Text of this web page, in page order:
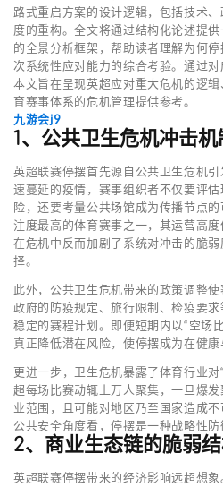
路式重启方案的设计逻辑，包括技术
度的重构。全文将通过结构化论述提
的全景分析框架，帮助读者理解为何
次系统性应对能力的综合考验。通过对
本文旨在呈现英超应对重大危机的逻
育赛事体系的危机管理提供参考。
九游会j9
1、公共卫生危机冲击机
英超联赛停摆首先源自公共卫生危机
速蔓延的疫情，赛事组织者不仅要评
险，还要考量公共场馆成为传播节点
注度最高的体育赛事之一，其运营高
在危机中反而加剧了系统对冲击的脆
择。
此外，公共卫生危机带来的政策调整使
政府的防疫规定、旅行限制、检疫要
稳定的赛程计划。即便短期内以“空场
真正降低潜在风险，使停摆成为在健康
更进一步，卫生危机暴露了体育行业
超每场比赛动辄上万人聚集，一旦爆
业范围，且可能对地区乃至国家造成
公共安全角度看，停摆是一种战略性防
2、商业生态链的脆弱
英超联赛停摆带来的经济影响远超想